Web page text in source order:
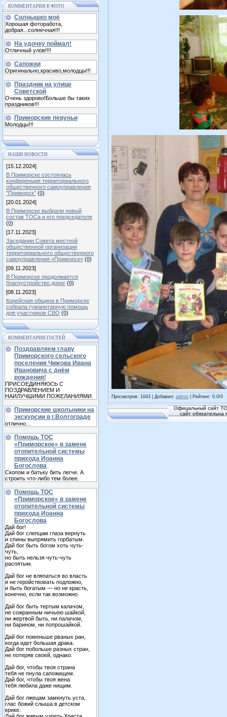
КОММЕНТАРИИ К ФОТО
Солнышко моё
Хорошая фоторабота,
добрая...солнечная!!!
На удочку поймал!
Отличный улов!!!!
Сапожки
Оригинально,красиво,молодцы!!!
Праздник на улице
Советской
Очень здорово!Больше бы таких
праздников!!!
Приморские певуньи
Молодцы!!!
НАШИ НОВОСТИ
[15.12.2024]
В Приморске состоялась
конференция территориального
общественного самоуправления
"Приморск" (0)
[20.01.2024]
В Приморске выбрали новый
состав ТОСа и его председателя
(0)
[17.11.2023]
Заседании Совета местной
общественной организации
территориального общественного
самоуправления «Приморск» (0)
[09.11.2023]
В Приморске продолжается
благоустройство дорог (0)
[08.11.2023]
Корейская община в Приморске
собрала гуманитарную помощь
для участников СВО (0)
КОММЕНТАРИИ ГОСТЕЙ
Поздравляем главу
Приморского сельского
поселения Чижова Ивана
Ивановича с днём
рождения!
ПРИСОЕДИНЯЮСЬ С
ПОЗДРАВЛЕНИЕМ И
НАИЛУЧШИМИ ПОЖЕЛАНИЯМИ.
Приморские школьники на
экскурсии в г.Волгограде
отлично...
Помощь ТОС
«Приморское» в замене
отопительной системы
прихода Иоанна
Богослова
Скопом и батьку бить легче. А
строить что-либо тем более.
Помощь ТОС
«Приморское» в замене
отопительной системы
прихода Иоанна
Богослова
Дай бог!
Дай бог слепцам глаза вернуть
и спины выпрямить горбатым.
Дай бог быть богом хоть чуть-
чуть,
но быть нельзя чуть-чуть
распятым.
Дай бог не вляпаться во власть
и не геройствовать подложно,
и быть богатым — но не красть,
конечно, если так возможно.
Дай бог быть тертым калачом,
не сожранным ничьею шайкой,
ни жертвой быть, ни палачом,
ни барином, ни попрошайкой.
Дай бог поменьше рваных ран,
когда идет большая драка.
Дай бог побольше разных стран,
не потеряв своей, однако.
Дай бог, чтобы твоя страна
тебя не пнула сапожищем.
Дай бог, чтобы твоя жена
тебя любила даже нищим.
Дай бог лжецам замкнуть уста,
глас божий слыша в детском
крике.
Просмотров: 1043 | Добавил: admin Рейтинг: 0.0/0
Офицальный сайт
сайт обязательна